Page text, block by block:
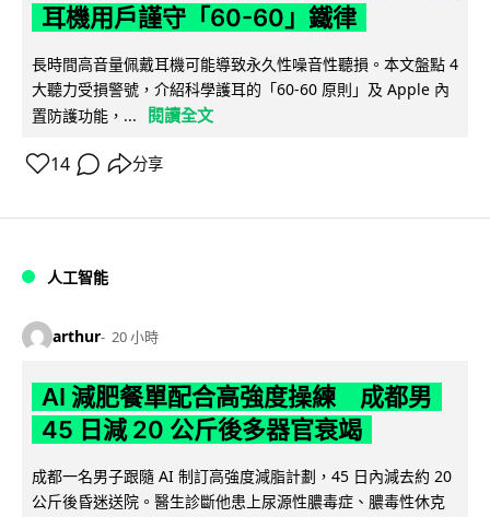
耳機用戶謹守「60-60」鐵律
長時間高音量佩戴耳機可能導致永久性噪音性聽損。本文盤點 4
大聽力受損警號，介紹科學護耳的「60-60 原則」及 Apple 內
置防護功能，...
閱讀全文
14 分享
人工智能
arthur 20 小時
AI 減肥餐單配合高強度操練 成都男
45 日減 20 公斤後多器官衰竭
成都一名男子跟隨 AI 制訂高強度減脂計劃，45 日內減去約 20
公斤後昏迷送院。醫生診斷他患上尿源性膿毒症、膿毒性休克